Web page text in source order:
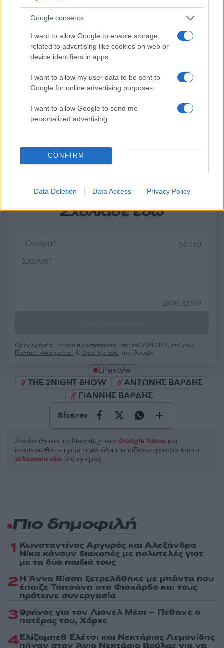
Google consents
I want to allow Google to enable storage
related to advertising like cookies on web or
device identifiers in apps.
I want to allow my user data to be sent to
Google for online advertising purposes.
I want to allow Google to send me
personalized advertising.
CONFIRM
Data Deletion Data Access Privacy Policy
Σχόλια
Σχολίασε εδώ
50 /50
2000 /2000
Όροι Χρήσης. Το site προστατεύεται από reCAPTCHA, ισχύουν
Πολιτική Απορρήτου &Όροι Χρήσης της Google.
Lifestyle
THE 2NIGHT SHOW
ΑΝΤΩΝΗΣ ΒΑΡΔΗΣ
ΓΙΑΝΝΗΣ ΒΑΡΔΗΣ
Share:
Ακολουθήστε το Νewsit.gr στο Google News και
ενημερωθείτε πρώτοι για όλη την ειδησεογραφία και τα
τελευταία νέα της ημέρας
Η Κίμπερλι Γκιλφόιλ ψάχνει
σωματοφύλακα, τα
διαθέτουν οι υποψήφιοι
Μαρίνα Καλογήρου:
αναγκασμένη να
στον Θεό γιατί έχω
μάρτυρας θαυμάτων
Πιο δημοφιλή
1 Κωνσταντίνος Αργυρός και Αλεξάνδρα
Νίκα κάνουν διακοπές με πολυτελές γιοτ
με τα δύο παιδιά τους
2Η Άννα Βίσση ξετρελάθηκε με μπάντα που
έπαιζε Τσιτσάνη στο Φισκάρδο και τους
πρότεινε συνεργασία
3Θρήνος για τον Λιονέλ Μέσι – Πέθανε ο
πατέρας του, Χόρχε
4Ελίζαμπεθ Ελέτσι και Νεκτάριος Λεμονίδης